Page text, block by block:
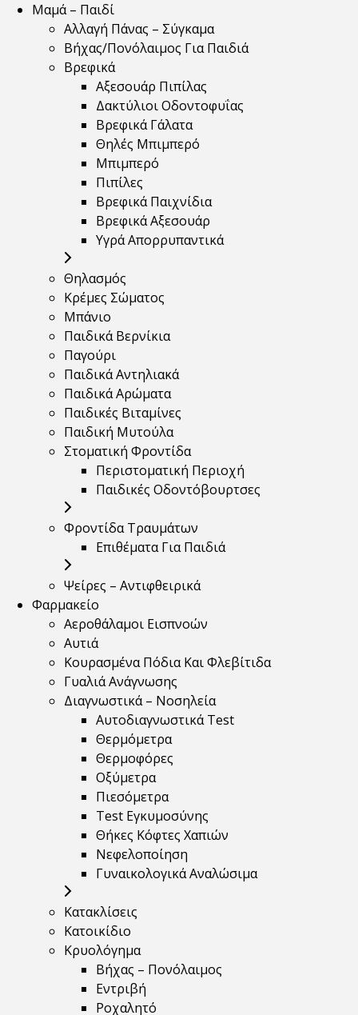
Μαμά – Παιδί
Αλλαγή Πάνας – Σύγκαμα
Βήχας/Πονόλαιμος Για Παιδιά
Βρεφικά
Αξεσουάρ Πιπίλας
Δακτύλιοι Οδοντοφυΐας
Βρεφικά Γάλατα
Θηλές Μπιμπερό
Μπιμπερό
Πιπίλες
Βρεφικά Παιχνίδια
Βρεφικά Αξεσουάρ
Υγρά Απορρυπαντικά
Θηλασμός
Κρέμες Σώματος
Μπάνιο
Παιδικά Βερνίκια
Παγούρι
Παιδικά Αντηλιακά
Παιδικά Αρώματα
Παιδικές Βιταμίνες
Παιδική Μυτούλα
Στοματική Φροντίδα
Περιστοματική Περιοχή
Παιδικές Οδοντόβουρτσες
Φροντίδα Τραυμάτων
Επιθέματα Για Παιδιά
Ψείρες – Αντιφθειρικά
Φαρμακείο
Αεροθάλαμοι Εισπνοών
Αυτιά
Κουρασμένα Πόδια Και Φλεβίτιδα
Γυαλιά Ανάγνωσης
Διαγνωστικά – Νοσηλεία
Αυτοδιαγνωστικά Test
Θερμόμετρα
Θερμοφόρες
Οξύμετρα
Πιεσόμετρα
Test Εγκυμοσύνης
Θήκες Κόφτες Χαπιών
Νεφελοποίηση
Γυναικολογικά Αναλώσιμα
Κατακλίσεις
Κατοικίδιο
Κρυολόγημα
Βήχας – Πονόλαιμος
Εντριβή
Ροχαλητό